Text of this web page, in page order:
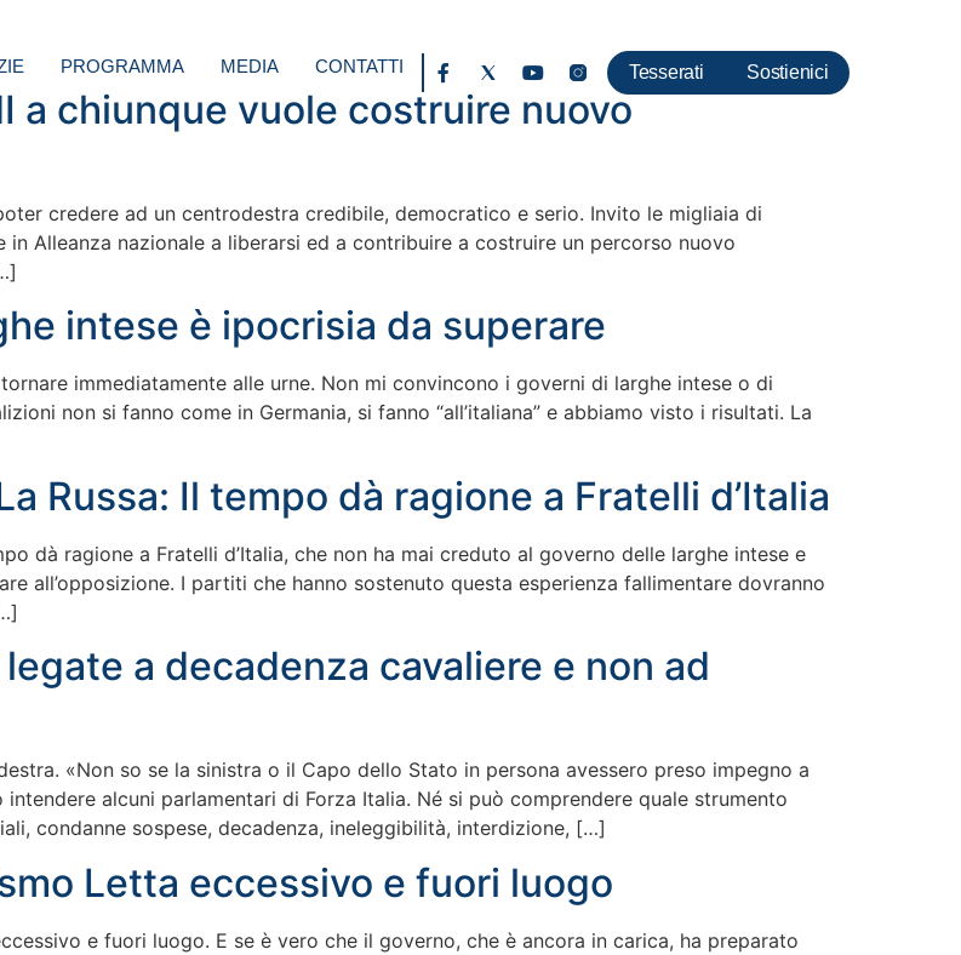
PROGRAMMA MEDIA CONTATTI Tesserati Sostienici
a chiunque vuole costruire nuovo
credere ad un centrodestra credibile, democratico e serio. Invito le migliaia di
Alleanza nazionale a liberarsi ed a contribuire a costruire un percorso nuovo
intese è ipocrisia da superare
immediatamente alle urne. Non mi convincono i governi di larghe intese o di
non si fanno come in Germania, si fanno “all’italiana” e abbiamo visto i risultati. La
Russa: Il tempo dà ragione a Fratelli d’Italia
dà ragione a Fratelli d’Italia, che non ha mai creduto al governo delle larghe intese e
all’opposizione. I partiti che hanno sostenuto questa esperienza fallimentare dovranno
a decadenza cavaliere e non ad
«Non so se la sinistra o il Capo dello Stato in persona avessero preso impegno a
alcuni parlamentari di Forza Italia. Né si può comprendere quale strumento
condanne sospese, decadenza, ineleggibilità, interdizione, […]
Letta eccessivo e fuori luogo
e fuori luogo. E se è vero che il governo, che è ancora in carica, ha preparato